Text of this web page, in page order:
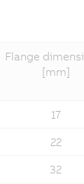
Flange
[mm]
17
22
32